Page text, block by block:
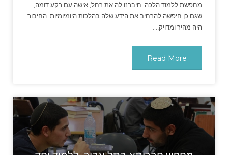
מחפשת ללמוד הלכה. חיברנו לה את רחל, אישה עם רקע דומה,
שגם כן חיפשה להרחיב את הידע שלה בהלכות היומיומיות. החיבור
היה מהיר ומדויק,…
Read More